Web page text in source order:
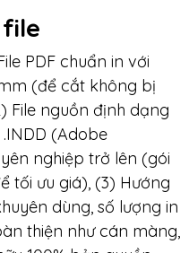
PDF chuẩn in với
(để cắt không bị
File nguồn định dạng
(Adobe
nghiệp trở lên (gói
tối ưu giá), (3) Hướng
dùng, số lượng in
thiện như cán màng,